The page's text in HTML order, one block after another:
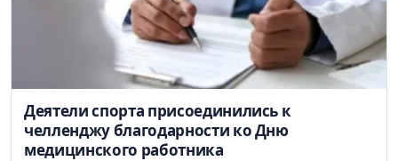
Деятели спорта присоединились к
челленджу благодарности ко Дню
медицинского работника